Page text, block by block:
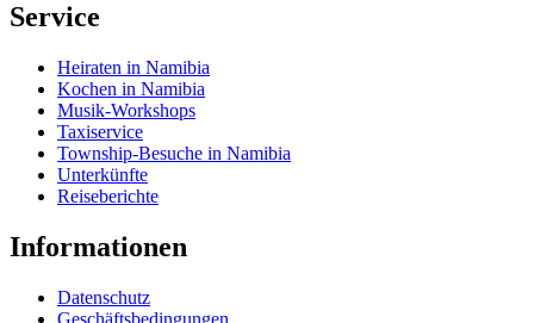
Service
Heiraten in Namibia
Kochen in Namibia
Musik-Workshops
Taxiservice
Township-Besuche in Namibia
Unterkünfte
Reiseberichte
Informationen
Datenschutz
Geschäftsbedingungen